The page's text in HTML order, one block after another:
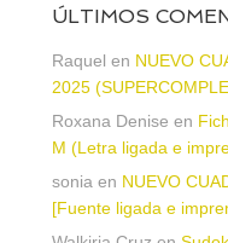
ÚLTIMOS
Raquel en NUEVO
2025
Roxana Denise en
M (Letra ligada e
sonia en NUEVO
[Fuente ligada e